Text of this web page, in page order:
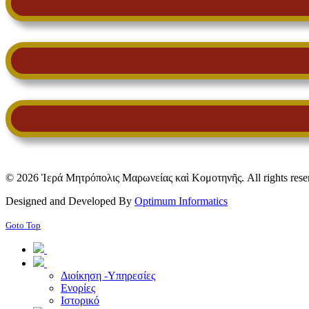
© 2026 Ἱερά Μητρόπολις Μαρωνείας καὶ Κομοτηνῆς. All rights
Designed and Developed By Optimum Informatics
Goto Top
Διοίκηση -Υπηρεσίες
Ενορίες
Ιστορικό